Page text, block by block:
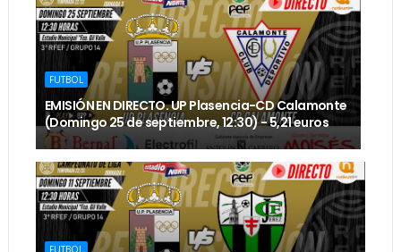
FUTBOL
EMISIÓN EN DIRECTO. UP Plasencia-CD Calamonte
(Domingo 25 de septiembre, 12:30) - 5,21 euros